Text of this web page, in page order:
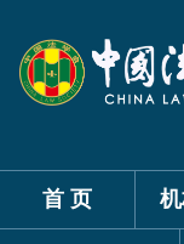
首 页